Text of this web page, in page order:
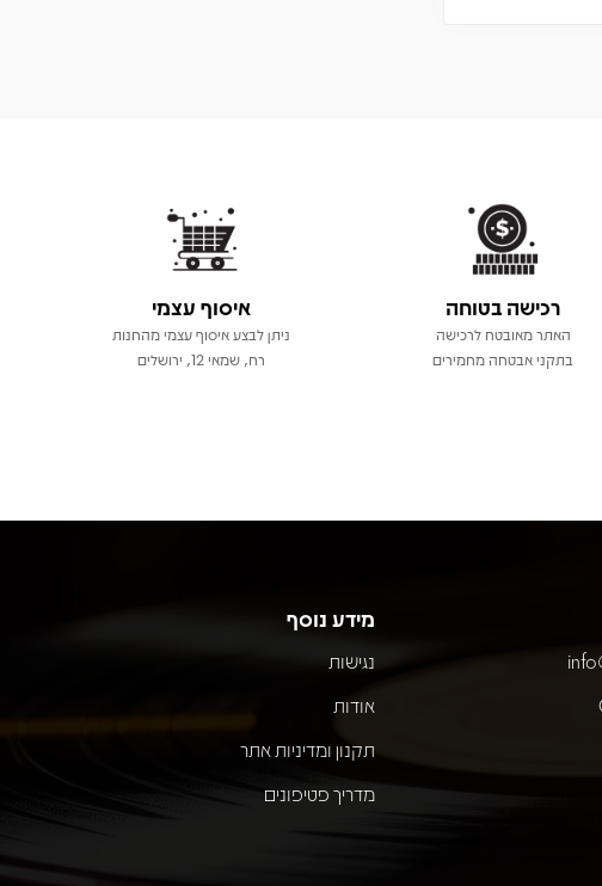
רכישה בטוחה
האתר מאובטח לרכישה
בתקני אבטחה מחמירים
איסוף עצמי
ניתן לבצע איסוף עצמי מהחנות
רח, שמאי 12, ירושלים
מידע נוסף
נגישות
אודות
תקנון ומדיניות אתר
מדריך פטיפונים